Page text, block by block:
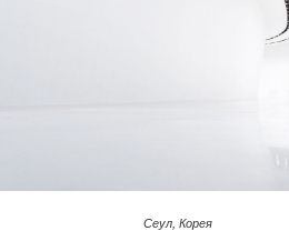
Сеул, Корея